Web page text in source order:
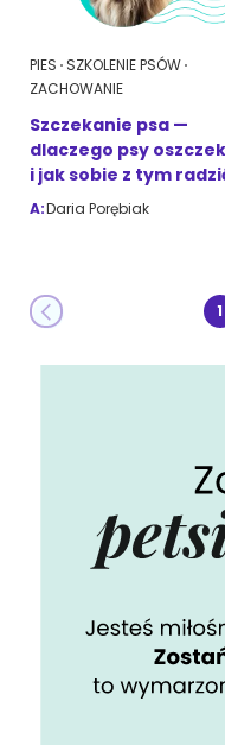
PIES SZKOLENIE PSÓW
ZACHOWANIE
Szczekanie psa —
dlaczego psy
i jak sobie z tym
A:Daria Porębiak
1